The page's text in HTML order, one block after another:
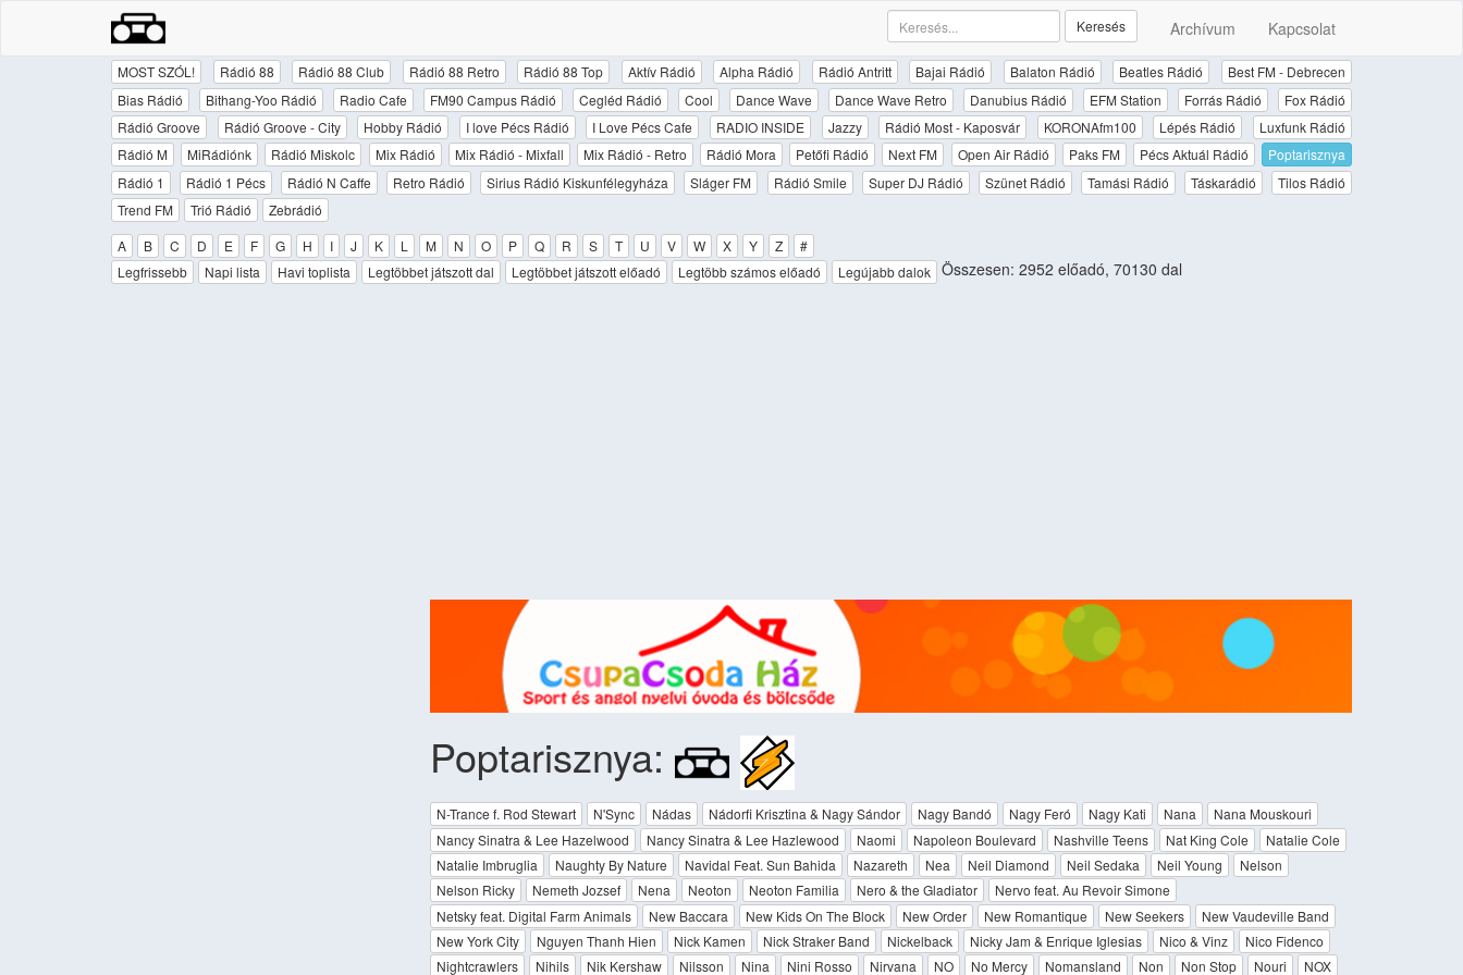
Archívum Kapcsolat
Keresés
MOST SZÓL! Rádió 88 Rádió 88 Club Rádió 88 Retro Rádió 88 Top Aktív Rádió Alpha Rádió Rádió Antritt Bajai Rádió Balaton Rádió Beatles Rádió
Best FM - Debrecen
Bias Rádió
Bithang-Yoo Rádió Radio Cafe FM90 Campus Rádió Cegléd Rádió Cool Dance Wave Dance Wave Retro Danubius Rádió EFM Station Forrás Rádió
Fox Rádió
Rádió Groove
Rádió Groove - City Hobby Rádió I love Pécs Rádió I Love Pécs Cafe RADIO INSIDE Jazzy Rádió Most - Kaposvár KORONAfm100 Lépés Rádió
Luxfunk Rádió
Rádió M
MiRádiónk Rádió Miskolc Mix Rádió Mix Rádió - Mixfall Mix Rádió - Retro Rádió Mora Petőfi Rádió Next FM Open Air Rádió Paks FM Pécs Aktuál Rádió
Poptarisznya
Rádió 1
Rádió 1 Pécs Rádió N Caffe Retro Rádió Sirius Rádió Kiskunfélegyháza Sláger FM Rádió Smile Super DJ Rádió Szünet Rádió Tamási Rádió Táskarádió
Tilos Rádió
Trend FM
Trió Rádió
Zebrádió
A
B C D E F G H I J K L M N O P Q R S T U V W X Y Z
#
Legfrissebb
Napi lista Havi toplista Legtöbbet játszott dal Legtöbbet játszott előadó Legtöbb számos előadó Legújabb dalok Összesen: 2952 előadó, 70130 dal
Poptarisznya:
N-Trance f. Rod Stewart N'Sync Nádas Nádorfi Krisztina & Nagy Sándor Nagy Bandó Nagy Feró Nagy Kati Nana
Nana Mouskouri
Nancy Sinatra & Lee Hazelwood
Nancy Sinatra & Lee Hazlewood Naomi Napoleon Boulevard Nashville Teens Nat King Cole
Natalie Cole
Natalie Imbruglia
Naughty By Nature Navidal Feat. Sun Bahida Nazareth Nea Neil Diamond Neil Sedaka Neil Young
Nelson
Nelson Ricky
Nemeth Jozsef Nena Neoton Neoton Familia Nero & the Gladiator
Nervo feat. Au Revoir Simone
Netsky feat. Digital Farm Animals
New Baccara New Kids On The Block New Order New Romantique New Seekers
New Vaudeville Band
New York City
Nguyen Thanh Hien Nick Kamen Nick Straker Band Nickelback Nicky Jam & Enrique Iglesias Nico & Vinz
Nico Fidenco
Nightcrawlers
Nihils Nik Kershaw Nilsson Nina Nini Rosso Nirvana NO No Mercy Nomansland Non Non Stop Nouri NOX